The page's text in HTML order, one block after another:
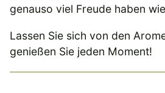
genauso viel Freude haben
Lassen Sie sich von den
genießen Sie jeden Moment!